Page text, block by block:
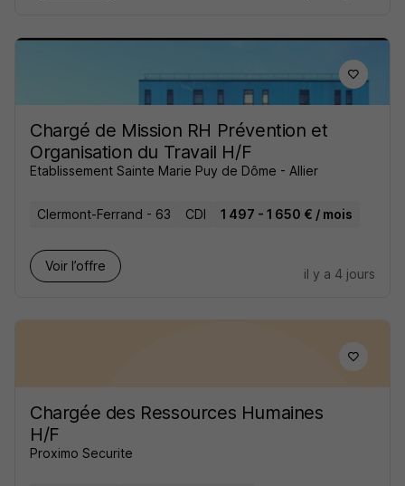
Chargé de Mission RH Prévention et
Organisation du Travail H/F
Etablissement Sainte Marie Puy de Dôme - Allier
Clermont-Ferrand - 63 CDI 1 497 - 1 650 € / mois
Voir l’offre
il y a 4 jours
Chargée des Ressources Humaines
H/F
Proximo Securite